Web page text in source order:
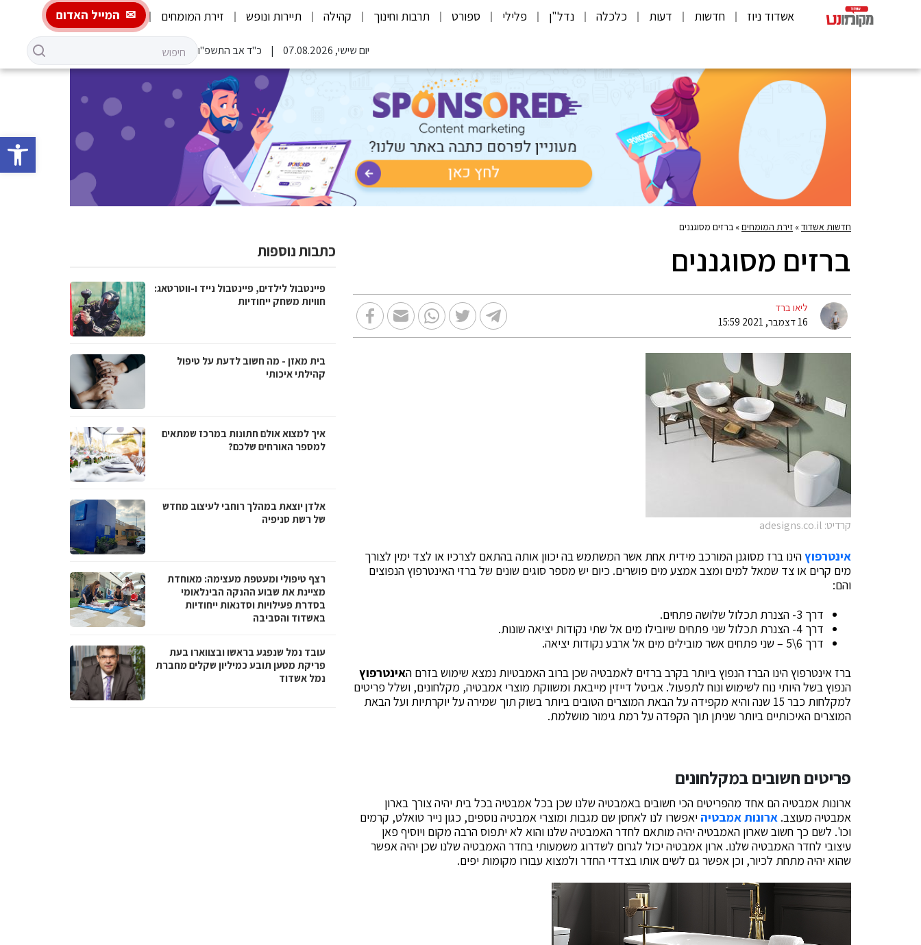
פתח
אשדוד ניוז חדשות דעות כלכלה נדל"ן פלילי ספורט תרבות וחינוך קהילה תיירות ונופש זירת המומחים המייל האדום
יום שישי, 07.08.2026 כ"ד אב התשפ"ו
חדשות אשדוד» זירת המומחים» ברזים מסוגננים
ברזים מסוגננים
ליאו ברד
16 דצמבר, 2021 15:59
קרדיט: adesigns.co.il
אינטרפוץהינו ברז מסוגנן המורכב מידית אחת אשר המשתמש בה יכוון אותה בהתאם לצרכיו או לצד ימין לצורך
מים קרים או צד שמאל למים ומצב אמצע מים פושרים. כיום יש מספר סוגים שונים של ברזי האינטרפוץ הנפוצים
והם:
דרך 3- הצנרת תכלול שלושה פתחים.
דרך 4- הצנרת תכלול שני פתחים שיובילו מים אל שתי נקודות יציאה שונות.
דרך 6\5 – שני פתחים אשר מובילים מים אל ארבע נקודות יציאה.
ברז אינטרפוץ הינו הברז הנפוץ ביותר בקרב ברזים לאמבטיה שכן ברוב האמבטיות נמצא שימוש בזרם האינטרפוץ
הנפוץ בשל היותי נוח לשימוש ונוח לתפעול. אביטל דייזין מייבאת ומשווקת מוצרי אמבטיה, מקלחונים, ושלל פריטים
למקלחות כבר 15 שנה והיא מקפידה על הבאת המוצרים הטובים ביותר בשוק תוך שמירה על יוקרתיות ועל הבאת
המוצרים האיכותיים ביותר שניתן תוך הקפדה על רמת גימור מושלמת.
פריטים חשובים במקלחונים
ארונות אמבטיה הם אחד מהפריטים הכי חשובים באמבטיה שלנו שכן בכל אמבטיה בכל בית יהיה צורך בארון
אמבטיה מעוצב. ארונות אמבטיה יאפשרו לנו לאחסן שם מגבות ומוצרי אמבטיה נוספים, כגון נייר טואלט, קרמים
וכו'. לשם כך חשוב שארון האמבטיה יהיה מותאם לחדר האמבטיה שלנו והוא לא יתפוס הרבה מקום ויוסיף פאן
עיצובי לחדר האמבטיה שלנו. ארון אמבטיה יכול לגרום לשדרוג משמעותי בחדר האמבטיה שלנו שכן יהיה אפשר
שהוא יהיה מתחת לכיור, וכן אפשר גם לשים אותו בצדדי החדר ולמצוא עבורו מקומות יפים.
כתבות נוספות
פיינטבול לילדים, פיינטבול נייד ו-ווטרטאג:
חוויות משחק ייחודיות
בית מאזן - מה חשוב לדעת על טיפול
קהילתי איכותי
איך למצוא אולם חתונות במרכז שמתאים
למספר האורחים שלכם?
אלדן יוצאת במהלך רוחבי לעיצוב מחדש
של רשת סניפיה
רצף טיפולי ומעטפת מעצימה: מאוחדת
מציינת את שבוע ההנקה הבינלאומי
בסדרת פעילויות וסדנאות ייחודיות
באשדוד והסביבה
עובד נמל שנפגע בראשו ובצווארו בעת
פריקת מטען תובע כמיליון שקלים מחברת
נמל אשדוד